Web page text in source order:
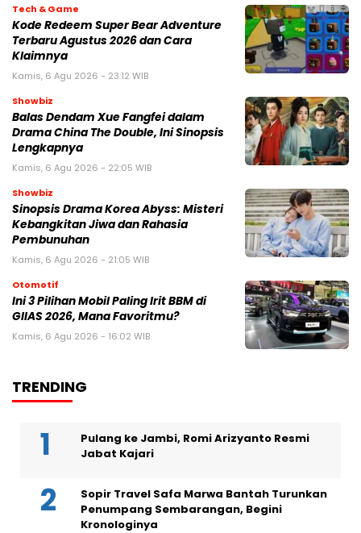
Tech & Game
Kode Redeem Super Bear Adventure
Terbaru Agustus 2026 dan Cara
Klaimnya
Kamis, 6 Agu 2026 - 23:12 WIB
Showbiz
Balas Dendam Xue Fangfei dalam
Drama China The Double, Ini Sinopsis
Lengkapnya
Kamis, 6 Agu 2026 - 22:05 WIB
Showbiz
Sinopsis Drama Korea Abyss: Misteri
Kebangkitan Jiwa dan Rahasia
Pembunuhan
Kamis, 6 Agu 2026 - 21:05 WIB
Otomotif
Ini 3 Pilihan Mobil Paling Irit BBM di
GIIAS 2026, Mana Favoritmu?
Kamis, 6 Agu 2026 - 16:02 WIB
TRENDING
Pulang ke Jambi, Romi Arizyanto Resmi
Jabat Kajari
Sopir Travel Safa Marwa Bantah Turunkan
Penumpang Sembarangan, Begini
Kronologinya